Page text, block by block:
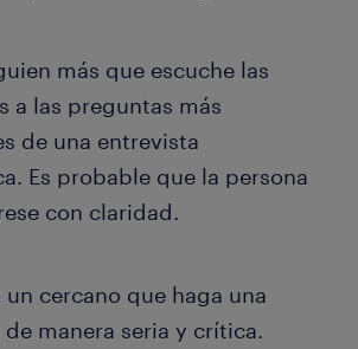
más que escuche las
a las preguntas más
de una entrevista
Es probable que la persona
con claridad.
cercano que haga una
manera seria y crítica.